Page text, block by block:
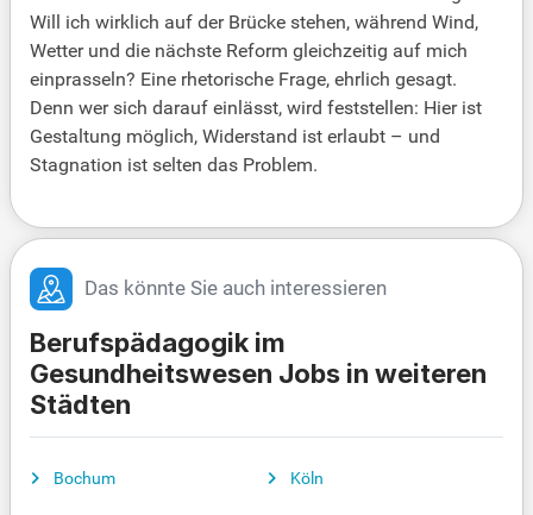
Will ich wirklich auf der Brücke stehen, während Wind,
Wetter und die nächste Reform gleichzeitig auf mich
einprasseln? Eine rhetorische Frage, ehrlich gesagt.
Denn wer sich darauf einlässt, wird feststellen: Hier ist
Gestaltung möglich, Widerstand ist erlaubt – und
Stagnation ist selten das Problem.
Das könnte Sie auch interessieren
Berufspädagogik im
Gesundheitswesen Jobs in weiteren
Städten
Bochum Köln